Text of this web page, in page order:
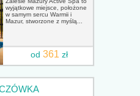
wyjątkowe miejsce, położone
w samym sercu Warmii i
Mazur, stworzone z myślą...
od361 zł